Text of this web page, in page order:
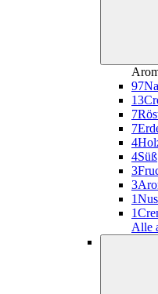
97
13
7
7
4
4Süß
3
3
1
1
Alle